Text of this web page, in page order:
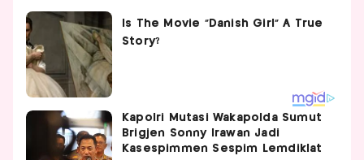
Kapolri Mutasi Wakapolda Sumut
Brigjen Sonny Irawan Jadi
Kasespimmen Sespim Lemdiklat